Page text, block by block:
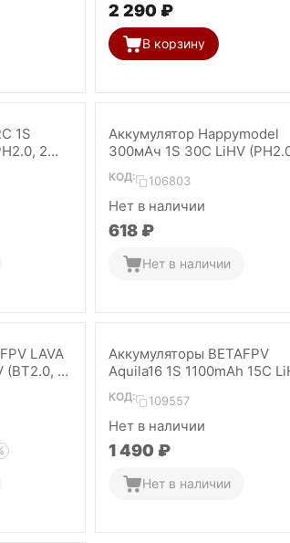
2 290 ₽
В корзину
1S
2
Аккумулятор Happymodel
300мАч 1S 30C LiHV
КОД: 106803
Нет в наличии
‍618‍ ₽
Нет в наличии
LAVA
(BT2.0, 5
Аккумуляторы BETAFPV
Aquila16 1S 1100mAh 15C
(BT2.0, 2 шт)
КОД: 109557
Нет в наличии
1 490 ₽
Нет в наличии